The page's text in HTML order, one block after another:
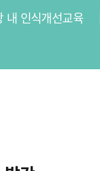
내 인식개선교육